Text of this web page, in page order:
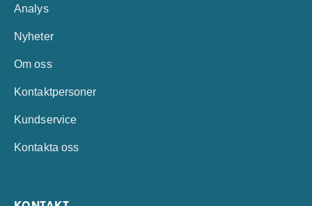
Analys
Nyheter
Om oss
Kontaktpersoner
Kundservice
Kontakta oss